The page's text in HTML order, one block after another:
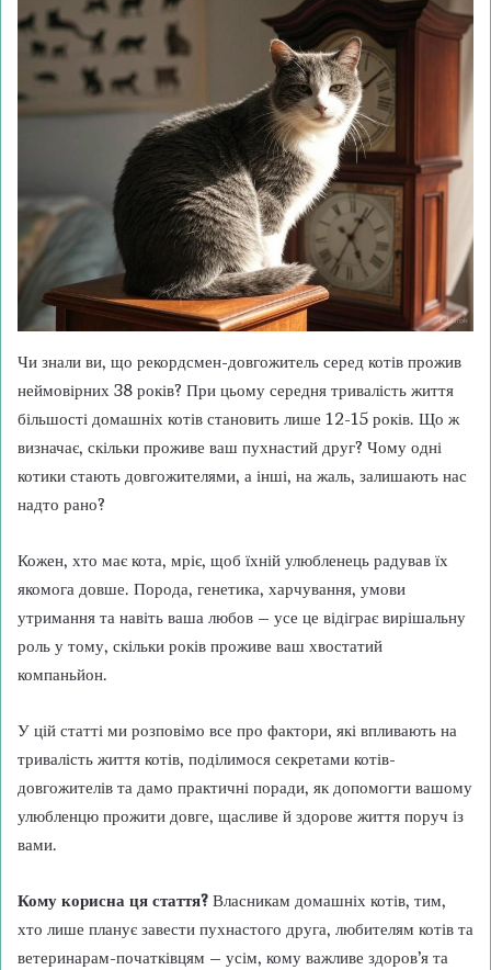
Чи знали ви, що рекордсмен-довгожитель серед котів прожив
неймовірних 38 років? При цьому середня тривалість життя
більшості домашніх котів становить лише 12-15 років. Що ж
визначає, скільки проживе ваш пухнастий друг? Чому одні
котики стають довгожителями, а інші, на жаль, залишають нас
надто рано?
Кожен, хто має кота, мріє, щоб їхній улюбленець радував їх
якомога довше. Порода, генетика, харчування, умови
утримання та навіть ваша любов – усе це відіграє вирішальну
роль у тому, скільки років проживе ваш хвостатий
компаньйон.
У цій статті ми розповімо все про фактори, які впливають на
тривалість життя котів, поділимося секретами котів-
довгожителів та дамо практичні поради, як допомогти вашому
улюбленцю прожити довге, щасливе й здорове життя поруч із
вами.
Кому корисна ця стаття? Власникам домашніх котів, тим,
хто лише планує завести пухнастого друга, любителям котів та
ветеринарам-початківцям – усім, кому важливе здоров’я та